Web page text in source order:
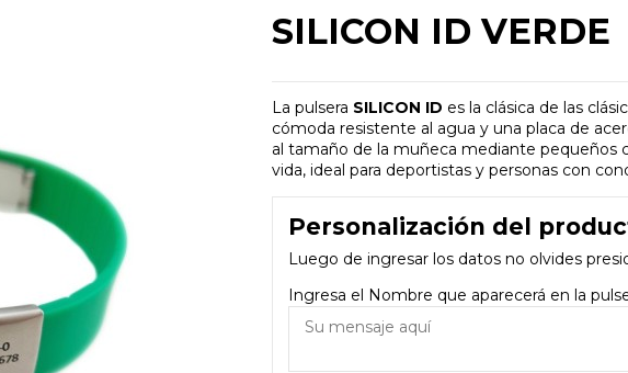
SILICON ID VERDE
La pulsera SILICON ID es la clásica de las
cómoda resistente al agua y una placa de
al tamaño de la muñeca mediante pequeños
vida, ideal para deportistas y personas con
Personalización del
Luego de ingresar los datos no olvides
Ingresa el Nombre que aparecerá en la